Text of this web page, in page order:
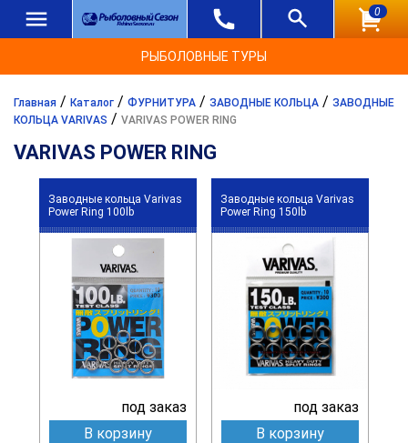
0
РЫБОЛОВНЫЕ ТУРЫ
Главная / Каталог / ФУРНИТУРА / ЗАВОДНЫЕ КОЛЬЦА / ЗАВОДНЫЕ
КОЛЬЦА VARIVAS / VARIVAS POWER RING
VARIVAS POWER RING
Заводные кольца Varivas
Power Ring 100lb
под заказ
В корзину
Заводные кольца Varivas
Power Ring 150lb
под заказ
В корзину